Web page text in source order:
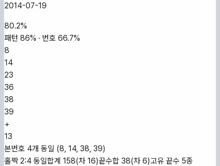
2014-07-19
80.2%
패턴 86% · 번호 66.7%
8
14
23
36
38
39
+
13
본번호 4개 동일 (8, 14, 38, 39)
홀짝 2:4 동일합계 158(차 16)끝수합 38(차 6)고유 끝수 5종